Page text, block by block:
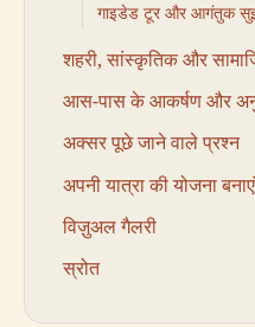
गाइडेड टूर और आगंतुक
शहरी, सांस्कृतिक और
आस-पास के आकर्षण और
अक्सर पूछे जाने वाले प्रश्न
अपनी यात्रा की योजना
विज़ुअल गैलरी
स्रोत